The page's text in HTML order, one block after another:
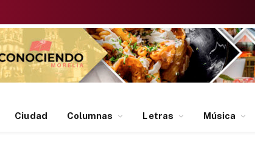
Ciudad Columnas Letras Música